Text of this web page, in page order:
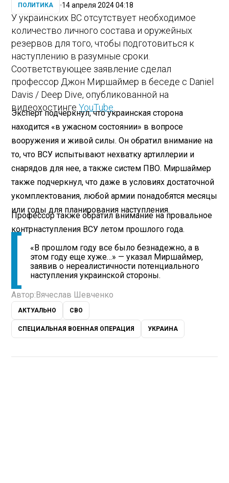
ПОЛИТИКА 14 апреля 2024 04:18
У украинских ВС отсутствует необходимое
количество личного состава и оружейных
резервов для того, чтобы подготовиться к
наступлению в разумные сроки.
Соответствующее заявление сделал
профессор Джон Миршаймер в беседе с Daniel
Davis / Deep Dive, опубликованной на
видеохостингеYouTube
Эксперт подчеркнул, что украинская сторона
находится «в ужасном состоянии» в вопросе
вооружения и живой силы. Он обратил внимание на
то, что ВСУ испытывают нехватку артиллерии и
снарядов для нее, а также систем ПВО. Миршаймер
также подчеркнул, что даже в условиях достаточной
укомплектования, любой армии понадобятся месяцы
или годы для планирования наступления.
Профессор также обратил внимание на провальное
контрнаступления ВСУ летом прошлого года.
«В прошлом году все было безнадежно, а в
этом году еще хуже…» — указал Миршаймер,
заявив о нереалистичности потенциального
наступления украинской стороны.
Автор: Вячеслав Шевченко
АКТУАЛЬНО СВО
СПЕЦИАЛЬНАЯ ВОЕННАЯ ОПЕРАЦИЯ УКРАИНА